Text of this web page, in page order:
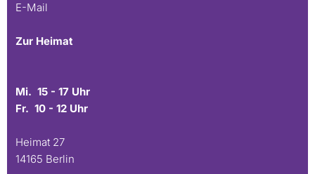
E-Mail
Zur Heimat
Mi. 15 - 17 Uhr
Fr. 10 - 12 Uhr
Heimat 27
14165 Berlin